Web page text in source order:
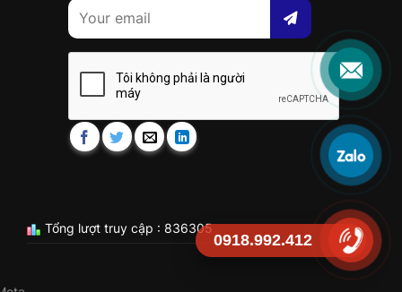
Tổng lượt truy cập : 836305
0918.992.412